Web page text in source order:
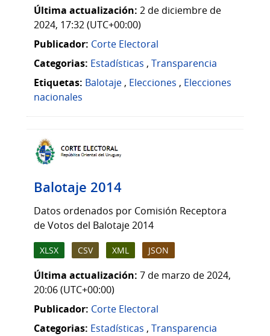
Última actualización: 2 de diciembre de
2024, 17:32 (UTC+00:00)
Publicador: Corte Electoral
Categorias: Estadísticas , Transparencia
Etiquetas: Balotaje , Elecciones , Elecciones
nacionales
Balotaje 2014
Datos ordenados por Comisión Receptora
de Votos del Balotaje 2014
XLSX CSV XML JSON
Última actualización: 7 de marzo de 2024,
20:06 (UTC+00:00)
Publicador: Corte Electoral
Categorias: Estadísticas , Transparencia